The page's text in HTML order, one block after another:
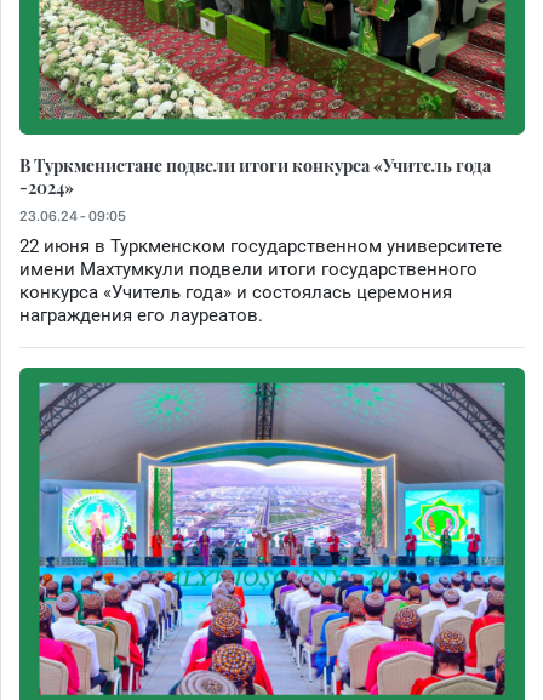
В Туркменистане подвели итоги конкурса «Учитель года
-2024»
23.06.24 - 09:05
22 июня в Туркменском государственном университете
имени Махтумкули подвели итоги государственного
конкурса «Учитель года» и состоялась церемония
награждения его лауреатов.